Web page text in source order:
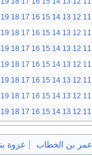
11
12
13
14
15
16
17
18
19
11
12
13
14
15
16
17
18
19
11
12
13
14
15
16
17
18
19
11
12
13
14
15
16
17
18
19
11
12
13
14
15
16
17
18
19
11
12
13
14
15
16
17
18
19
11
12
13
14
15
16
17
18
19
عمر بن الخطاب غزوة